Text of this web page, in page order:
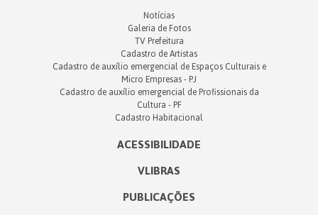
Notícias
Galeria de Fotos
TV Prefeitura
Cadastro de Artistas
Cadastro de auxílio emergencial de Espaços Culturais e
Micro Empresas - PJ
Cadastro de auxílio emergencial de Profissionais da
Cultura - PF
Cadastro Habitacional
ACESSIBILIDADE
VLIBRAS
PUBLICAÇÕES